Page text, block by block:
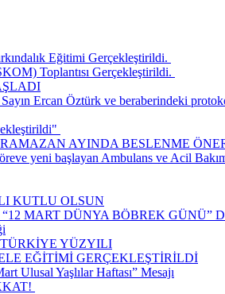
Eğitimi Gerçekleştirildi.
Toplantısı Gerçekleştirildi.
Ercan Öztürk ve beraberindeki
AYINDA BESLENME
yeni başlayan Ambulans ve Acil
KUTLU OLSUN
MART DÜNYA BÖBREK GÜNÜ”
YÜZYILI
EĞİTİMİ GERÇEKLEŞTİRİLDİ
Ulusal Yaşlılar Haftası” Mesajı